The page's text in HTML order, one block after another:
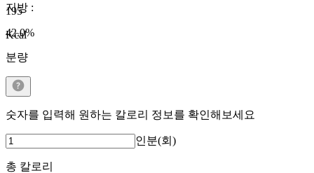
195
Kcal
지방 :
42.0%
분량
숫자를 입력해 원하는 칼로리 정보를 확인해보세요
인분(회)
총 칼로리